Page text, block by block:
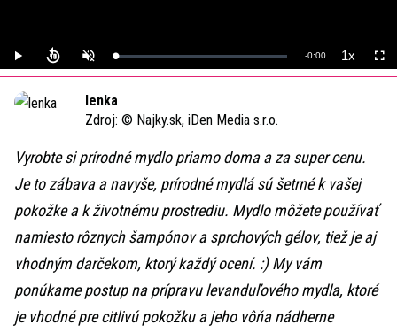
Play UnmuteLoaded:
0%
Remaining
-0:00 1xPlayback
Rate
lenka
Zdroj: © Najky.sk, iDen Media s.r.o.
Vyrobte si prírodné mydlo priamo doma a za super cenu.
Je to zábava a navyše, prírodné mydlá sú šetrné k vašej
pokožke a k životnému prostrediu. Mydlo môžete používať
namiesto rôznych šampónov a sprchových gélov, tiež je aj
vhodným darčekom, ktorý každý ocení. :) My vám
ponúkame postup na prípravu levanduľového mydla, ktoré
je vhodné pre citlivú pokožku a jeho vôňa nádherne